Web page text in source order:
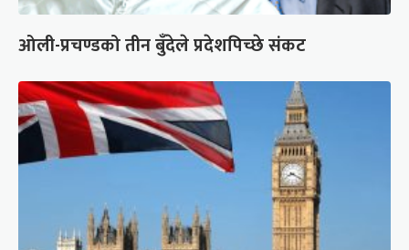
ओली-प्रचण्डको तीन बुँदेले प्रदेशपिच्छे संकट